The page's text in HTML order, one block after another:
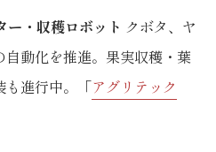
ー・収穫ロボット クボタ、ヤ
動化を推進。果実収穫・葉
も進行中。「アグリテック